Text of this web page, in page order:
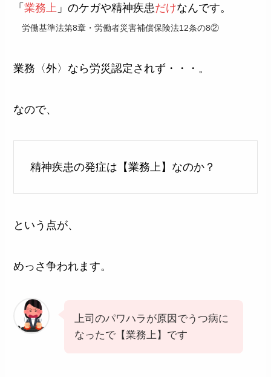
「業務上 」のケガや精神疾患だけなんです。
労働基準法第8章・労働者災害補償保険法12条の8②
業務〈外〉なら労災認定されず・・・。
なので、
精神疾患の発症は【業務上】なのか？
という点が、
めっさ争われます。
上司のパワハラが原因でうつ病に
なったで【業務上】です